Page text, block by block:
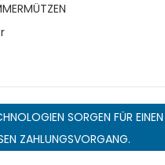
SORGEN FÜR
ZAHLUNGSVORGANG.